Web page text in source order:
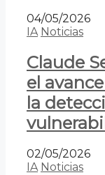
04/05/2026
IA Noticias
Claude
el
la
02/05/2026
IA Noticias